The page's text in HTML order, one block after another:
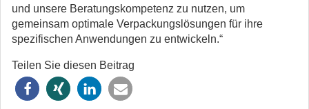
und unsere Beratungskompetenz zu nutzen, um
gemeinsam optimale Verpackungslösungen für ihre
spezifischen Anwendungen zu entwickeln.“
Teilen Sie diesen Beitrag